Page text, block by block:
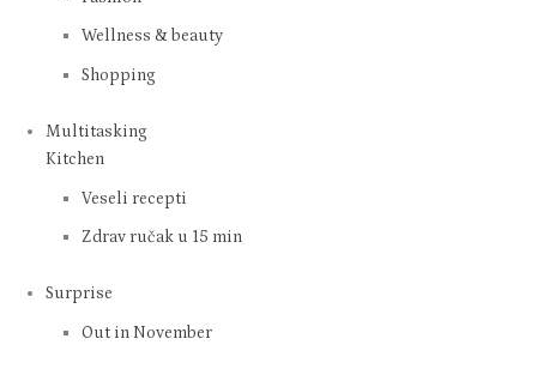
Wellness & beauty
Shopping
Multitasking
Kitchen
Veseli recepti
Zdrav ručak u 15 min
Surprise
Out in November